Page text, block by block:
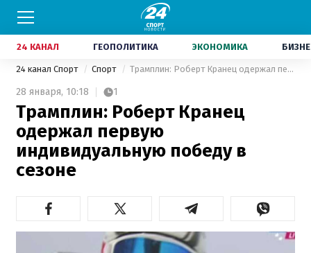
24 КАНАЛ ГЕОПОЛИТИКА ЭКОНОМИКА
24 канал Спорт Спорт Трамплин: Роберт Кранец одержал первую индивидуальную победу в сезоне
28 января, 10:18 1
Трамплин: Роберт Кранец
одержал первую
индивидуальную победу в
сезоне